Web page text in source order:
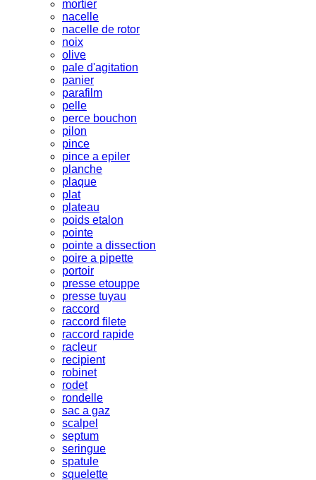
mortier
nacelle
nacelle de rotor
noix
olive
pale d'agitation
panier
parafilm
pelle
perce bouchon
pilon
pince
pince a epiler
planche
plaque
plat
plateau
poids etalon
pointe
pointe a dissection
poire a pipette
portoir
presse etouppe
presse tuyau
raccord
raccord filete
raccord rapide
racleur
recipient
robinet
rodet
rondelle
sac a gaz
scalpel
septum
seringue
spatule
squelette